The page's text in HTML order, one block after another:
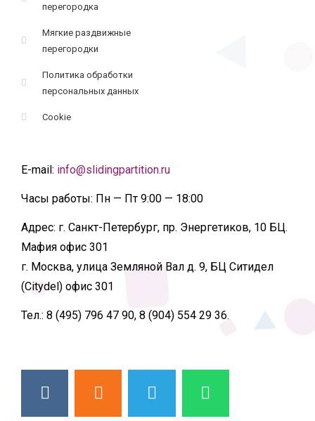
перегородка
Мягкие раздвижные
перегородки
Политика обработки
персональных данных
Cookie
E-mail: info@slidingpartition.ru
Часы работы: Пн — Пт 9:00 — 18:00
Адрес: г. Санкт-Петербург, пр. Энергетиков, 10 БЦ.
Мафия офис 301
г. Москва, улица Земляной Вал д. 9, БЦ Ситидел
(Citydel) офис 301
Тел.: 8 (495) 796 47 90, 8 (904) 554 29 36.